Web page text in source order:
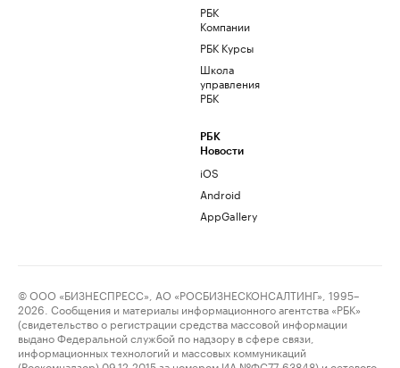
РБК
Компании
РБК Курсы
Школа
управления
РБК
РБК
Новости
iOS
Android
AppGallery
© ООО «БИЗНЕСПРЕСС», АО «РОСБИЗНЕСКОНСАЛТИНГ», 1995–
2026. Сообщения и материалы информационного агентства «РБК»
(свидетельство о регистрации средства массовой информации
выдано Федеральной службой по надзору в сфере связи,
информационных технологий и массовых коммуникаций